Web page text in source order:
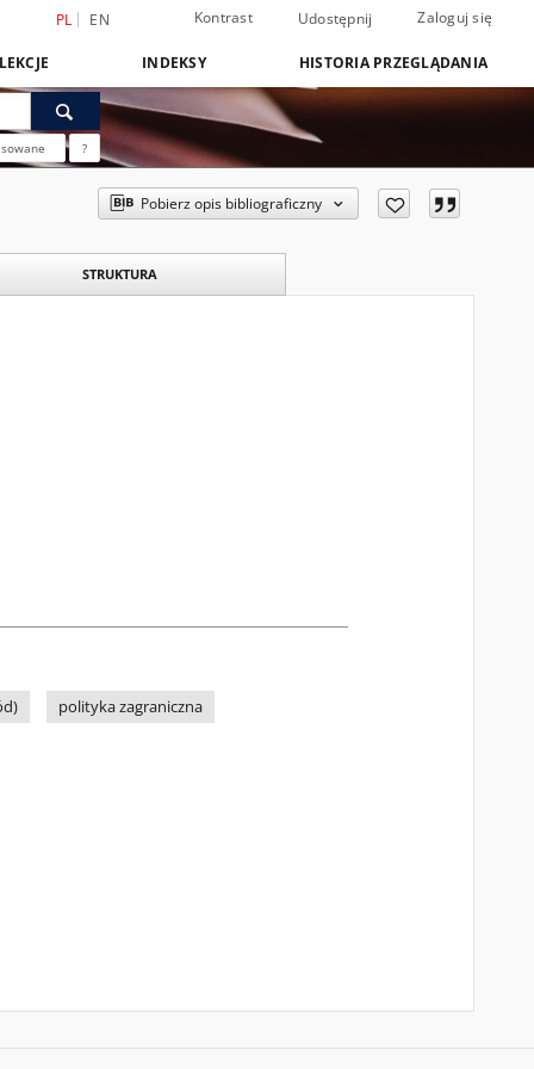
PL EN Kontrast Udostępnij Zaloguj się
INDEKSY HISTORIA PRZEGLĄDANIA
?
Pobierz opis bibliograficzny
STRUKTURA
polityka zagraniczna